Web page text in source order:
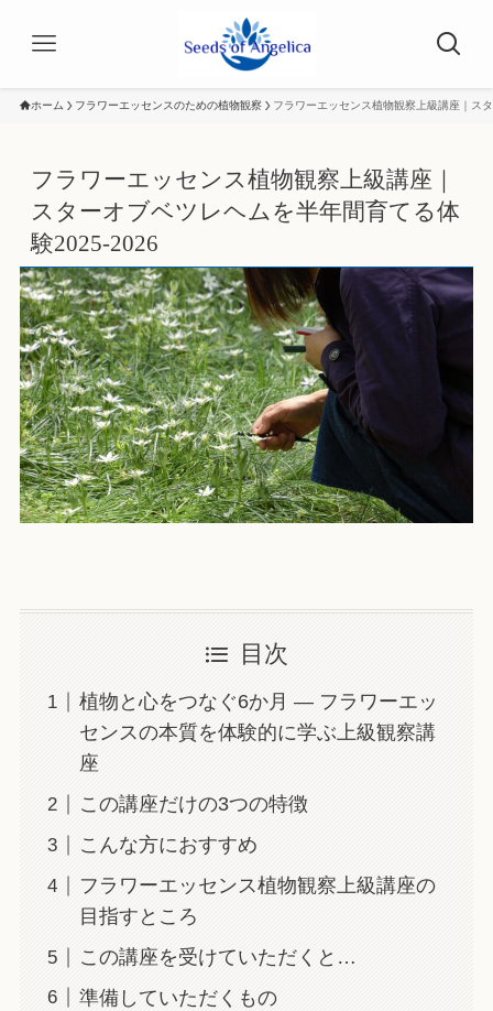
ホーム フラワーエッセンスのための植物観察 フラワーエッセンス植物観察上級講座｜ス
フラワーエッセンス植物観察上級講座｜
スターオブベツレヘムを半年間育てる体
験2025-2026
目次
植物と心をつなぐ6か月 ― フラワーエッ
センスの本質を体験的に学ぶ上級観察講
座
この講座だけの3つの特徴
こんな方におすすめ
フラワーエッセンス植物観察上級講座の
目指すところ
この講座を受けていただくと…
準備していただくもの